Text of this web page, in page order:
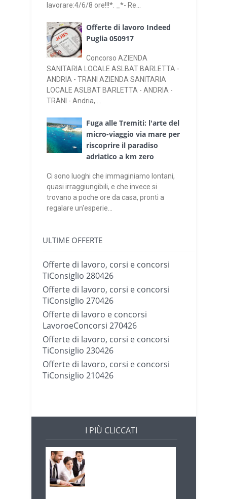
lavorare:4/6/8 ore!!!*. _*- Re...
Offerte di lavoro Indeed
Puglia 050917
Concorso AZIENDA
SANITARIA LOCALE ASLBAT BARLETTA -
ANDRIA - TRANI AZIENDA SANITARIA
LOCALE ASLBAT BARLETTA - ANDRIA -
TRANI - Andria, ...
Fuga alle Tremiti: l'arte del
micro-viaggio via mare per
riscoprire il paradiso
adriatico a km zero
Ci sono luoghi che immaginiamo lontani,
quasi irraggiungibili, e che invece si
trovano a poche ore da casa, pronti a
regalare un'esperie...
ULTIME OFFERTE
Offerte di lavoro, corsi e concorsi
TiConsiglio 280426
Offerte di lavoro, corsi e concorsi
TiConsiglio 270426
Offerte di lavoro e concorsi
LavoroeConcorsi 270426
Offerte di lavoro, corsi e concorsi
TiConsiglio 230426
Offerte di lavoro, corsi e concorsi
TiConsiglio 210426
I PIÙ CLICCATI